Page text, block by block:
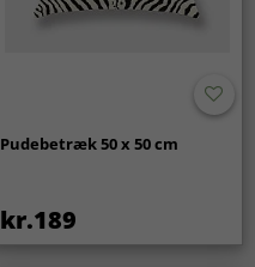
Pudebetræk 50 x 50 cm
kr.189